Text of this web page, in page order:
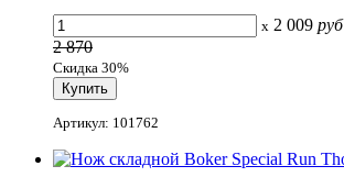
x 2 009 руб
2 870
Скидка 30%
Артикул: 101762